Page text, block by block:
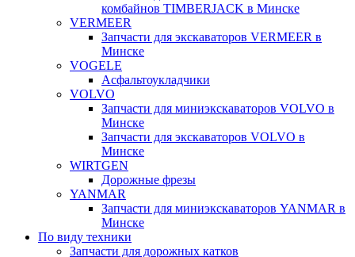
комбайнов TIMBERJACK в Минске
VERMEER
Запчасти для экскаваторов VERMEER в
Минске
VOGELE
Асфальтоукладчики
VOLVO
Запчасти для миниэкскаваторов VOLVO в
Минске
Запчасти для экскаваторов VOLVO в
Минске
WIRTGEN
Дорожные фрезы
YANMAR
Запчасти для миниэкскаваторов YANMAR в
Минске
По виду техники
Запчасти для дорожных катков